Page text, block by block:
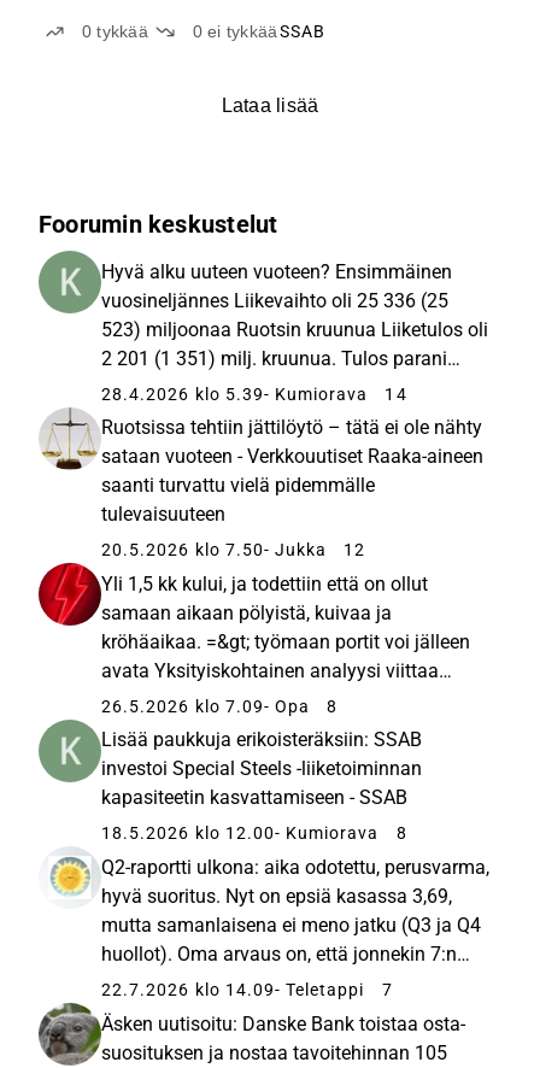
0tykkää 0ei tykkääSSAB
Lataa lisää
Foorumin keskustelut
Hyvä alku uuteen vuoteen? Ensimmäinen
vuosineljännes Liikevaihto oli 25 336 (25
523) miljoonaa Ruotsin kruunua Liiketulos oli
2 201 (1 351) milj. kruunua. Tulos parani
SSAB Europe- ja SSAB Americas -
divisioonissa Osakekohtainen tulos oli 1,61
(1,13) kruunua Nettokassavaranto oli ...
28.4.2026 klo 5.39- Kumiorava 14
Ruotsissa tehtiin jättilöytö – tätä ei ole nähty
sataan vuoteen - Verkkouutiset Raaka-aineen
saanti turvattu vielä pidemmälle
tulevaisuuteen
20.5.2026 klo 7.50- Jukka 12
Yli 1,5 kk kului, ja todettiin että on ollut
samaan aikaan pölyistä, kuivaa ja
kröhäaikaa. =&gt; työmaan portit voi jälleen
avata Yksityiskohtainen analyysi viittaa
siihen, että oireet johtuivat pääasiassa
altistumisesta hienojakoisille pölyhiukkasille,
ja vaikutuksia pahensivat alhainen...
26.5.2026 klo 7.09- Opa 8
Lisää paukkuja erikoisteräksiin: SSAB
investoi Special Steels -liiketoiminnan
kapasiteetin kasvattamiseen - SSAB
18.5.2026 klo 12.00- Kumiorava 8
Q2-raportti ulkona: aika odotettu, perusvarma,
hyvä suoritus. Nyt on epsiä kasassa 3,69,
mutta samanlaisena ei meno jatku (Q3 ja Q4
huollot). Oma arvaus on, että jonnekin 7:n
pintaan päädytään. Siitä tasaluku 3 sek
osinko ensi keväänä. Vaikuttaa puksuttavan
edelleen raiteillaan, ...
22.7.2026 klo 14.09- Teletappi 7
Äsken uutisoitu: Danske Bank toistaa osta-
suosituksen ja nostaa tavoitehinnan 105